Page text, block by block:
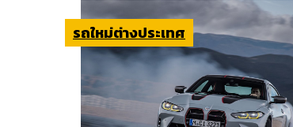
รถใหม่ต่างประเทศ